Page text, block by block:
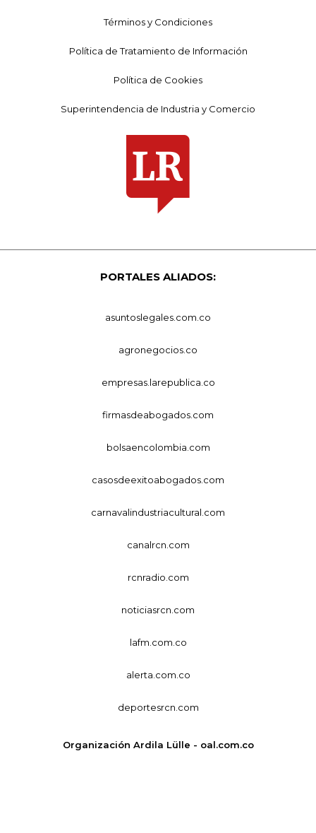
Términos y Condiciones
Política de Tratamiento de Información
Política de Cookies
Superintendencia de Industria y Comercio
PORTALES ALIADOS:
asuntoslegales.com.co
agronegocios.co
empresas.larepublica.co
firmasdeabogados.com
bolsaencolombia.com
casosdeexitoabogados.com
carnavalindustriacultural.com
canalrcn.com
rcnradio.com
noticiasrcn.com
lafm.com.co
alerta.com.co
deportesrcn.com
Organización Ardila Lülle - oal.com.co